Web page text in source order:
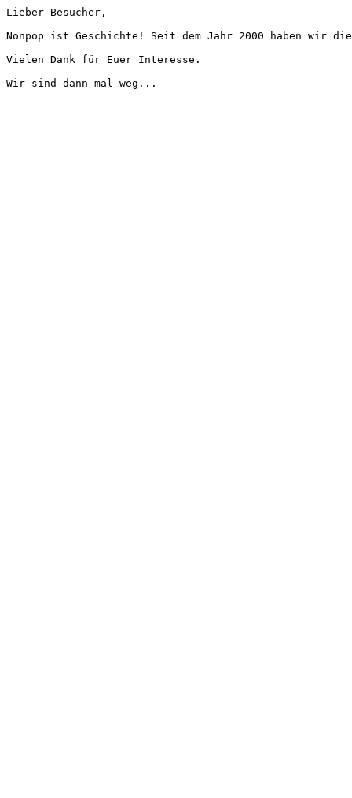
Lieber Besucher,
Nonpop ist Geschichte! Seit dem Jahr 2000 haben wir
Vielen Dank für Euer Interesse.
Wir sind dann mal weg...